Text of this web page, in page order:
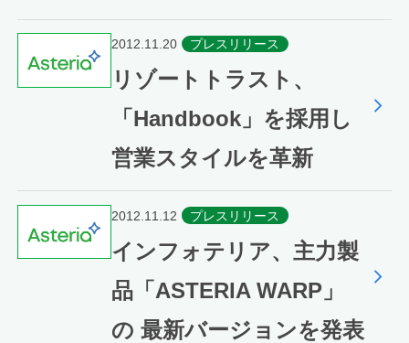
2012.11.20 プレスリリース
リゾートトラスト、
「Handbook」を採用し
営業スタイルを革新
2012.11.12 プレスリリース
インフォテリア、主力製
品「ASTERIA WARP」
の 最新バージョンを発表